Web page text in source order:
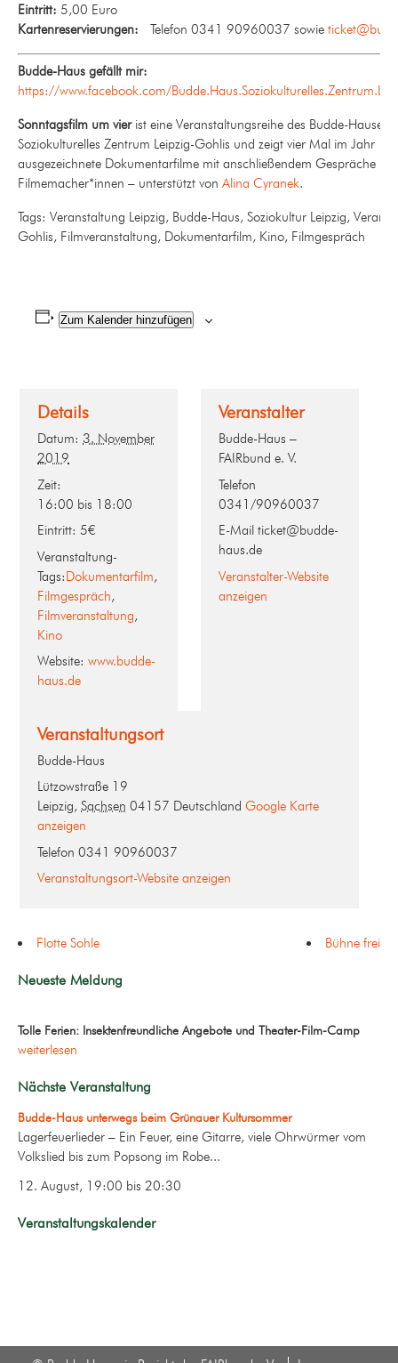
Eintritt: 5,00 Euro
Kartenreservierungen:
Telefon 0341 90960037 sowie
Budde-Haus gefällt mir:
https://www.facebook.com/
Sonntagsfilm um vierist eine Veranstaltungsreihe des Budde-Hauses –
Soziokulturelles Zentrum Leipzig-Gohlis und zeigt vier Mal im Jahr
ausgezeichnete Dokumentarfilme mit anschließendem Gespräche
Filmemacher*innen – unterstützt von Alina Cyranek.
Tags: Veranstaltung Leipzig, Budde-Haus, Soziokultur Leipzig,
Gohlis, Filmveranstaltung, Dokumentarfilm, Kino, Filmgespräch
Zum Kalender hinzufügen
Details
Datum: 3. November
2019
Zeit:
16:00 bis 18:00
Eintritt: 5€
Veranstaltung-
Tags:Dokumentarfilm,
Filmgespräch,
Filmveranstaltung,
Kino
Website: www.budde-
haus.de
Veranstaltungsort
Budde-Haus
Lützowstraße 19
Leipzig, Sachsen 04157 Deutschland Google Karte
anzeigen
Telefon 0341 90960037
Veranstaltungsort-Website anzeigen
Veranstalter
Budde-Haus –
FAIRbund e. V.
Telefon
0341/90960037
E-Mail ticket@budde-
haus.de
Veranstalter-Website
anzeigen
Flotte Sohle Bühne frei
Neueste Meldung
Tolle Ferien: Insektenfreundliche Angebote und Theater-Film-Camp
weiterlesen
Nächste Veranstaltung
Budde-Haus unterwegs beim Grünauer Kultursommer
Lagerfeuerlieder – Ein Feuer, eine Gitarre, viele Ohrwürmer vom
Volkslied bis zum Popsong im Robe...
12. August, 19:00 bis 20:30
Veranstaltungskalender